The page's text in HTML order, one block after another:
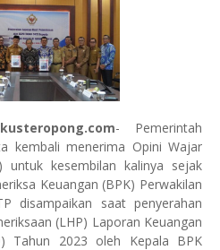
- Pemerintah
kembali menerima Opini Wajar
untuk kesembilan kalinya sejak
Keuangan (BPK) Perwakilan
disampaikan saat penyerahan
(LHP) Laporan Keuangan
Tahun 2023 oleh Kepala BPK